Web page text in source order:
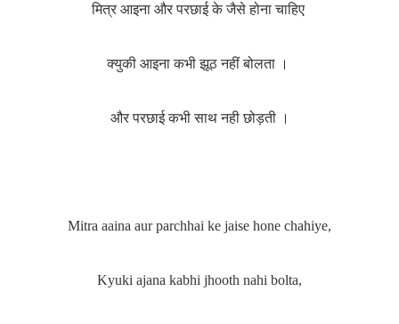
मित्र आइना और परछाई के जैसे होना चाहिए
क्युकी आइना कभी झूठ नहीं बोलता ।
और परछाई कभी साथ नही छोड़ती ।
Mitra aaina aur parchhai ke jaise hone chahiye,
Kyuki ajana kabhi jhooth nahi bolta,